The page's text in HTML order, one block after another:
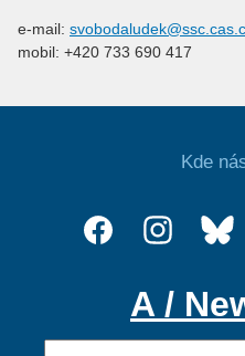
e-mail:
mobil: +420 733 690 417
Kde
A /